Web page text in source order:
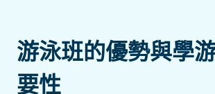
游泳班的優勢與學
要性